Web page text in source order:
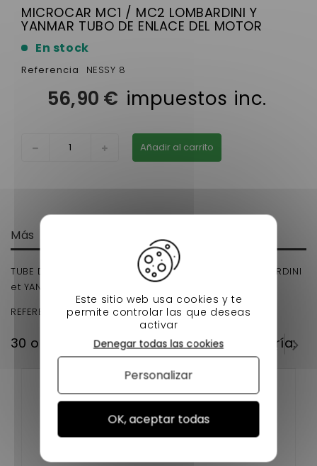
MICROCAR MC1 / MC2 LOMBARDINI Y
YANMAR TUBO DE ENLACE DEL MOTOR
En stock
Referencia NESSY 8
56,90 € impuestos inc.
Añadir al carrito
Más
TUBE DE LIAISON MICROCAR MC1 / MC2 moteur LOMBARDINI
et YANMAR VOITURE SANS PERMIS.
REFERENCE D'ORIGINE : 1004409
30 otros productos en la misma categoría:
Este sitio web usa cookies y te
permite controlar las que deseas
activar
OK, aceptar todas
Denegar todas las cookies
Personalizar